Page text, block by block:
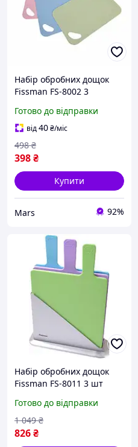
Набір обробних дощок
Fissman FS-8002 3
Готово до відправки
від40₴/міс
398₴
498 ₴
Купити
Mars 92%
Набір обробних дощок
Fissman FS-8011 3 шт
Готово до відправки
826₴
1 049 ₴